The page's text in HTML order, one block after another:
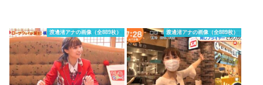
渡邊渚アナの画像（全889枚） 渡邊渚アナの画像（全889枚）